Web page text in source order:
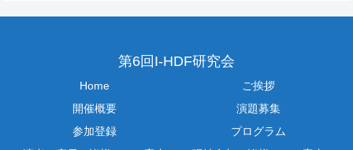
第6回I-HDF研究会
Home
ご挨拶
開催概要
演題募集
参加登録
プログラム